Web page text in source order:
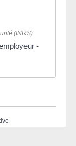
(INRS)
-